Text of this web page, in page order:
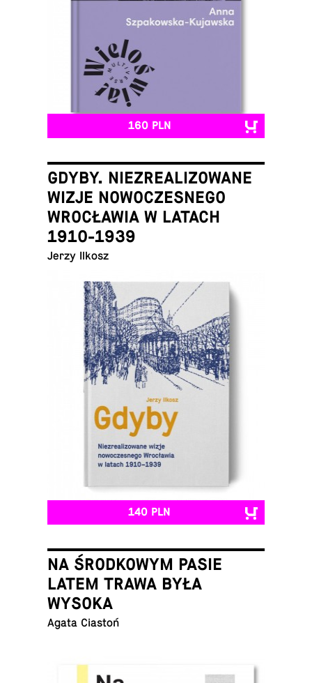
160 PLN
GDYBY. NIEZREALIZOWANE
WIZJE NOWOCZESNEGO
WROCŁAWIA W LATACH
1910-1939
Jerzy Ilkosz
140 PLN
NA ŚRODKOWYM PASIE
LATEM TRAWA BYŁA
WYSOKA
Agata Ciastoń